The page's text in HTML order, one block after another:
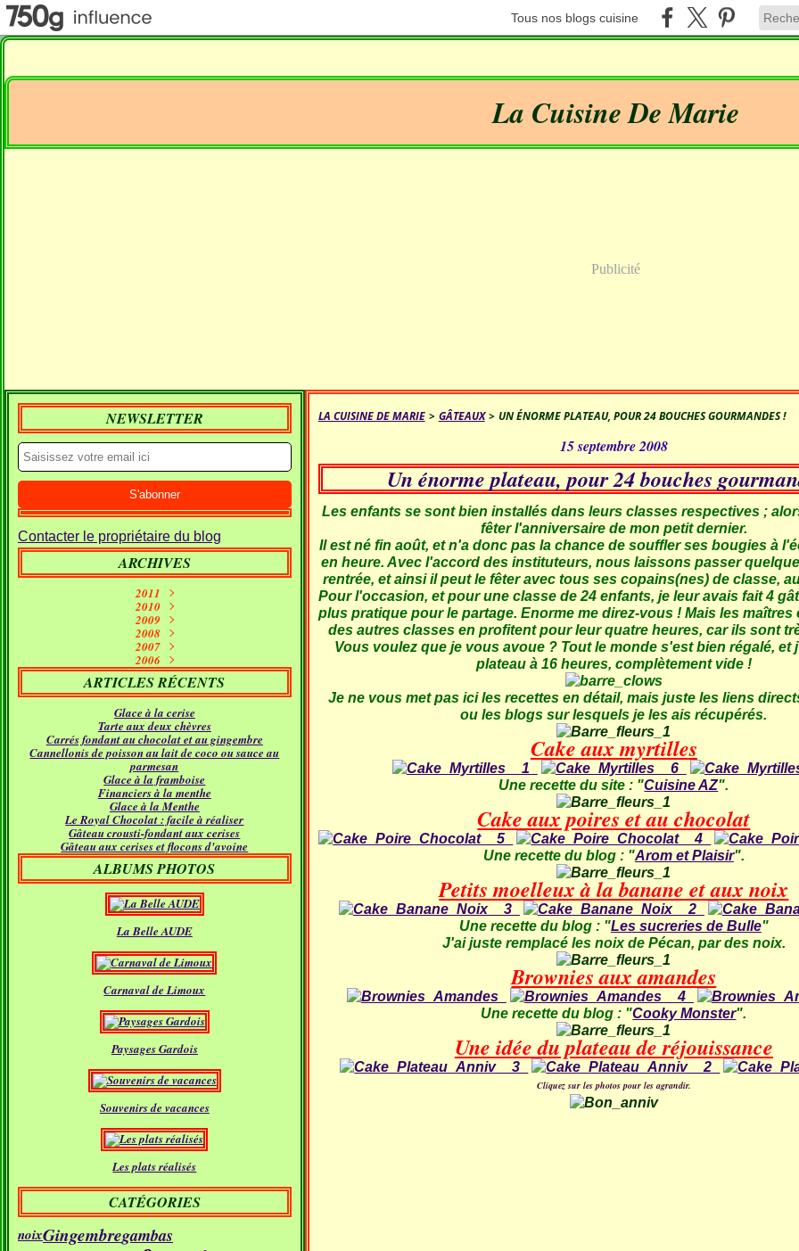
Tous nos blogs cuisine
La Cuisine De Marie
Publicité
NEWSLETTER
Contacter le propriétaire du blog
ARCHIVES
2011
Septembre
Juin (10)
Mai
(7)
Avril (7)
Mars (5)
Février(11)
Janvier(5)
2010
Janvier
2009
Décembre
Novembre
Octobre
Septembre(9)
Août(5)
Juillet(9)
Juin (12)
Mai(17)
Avril(14)
Mars(21)
Février(12)
Janvier(16)
2008
Décembre
Novembre
Octobre(16)
Septembre(18)
Août(4)
Juillet(11)
Juin(12)
Mai(16)
Avril(14)
Mars(15)
Février(11)
Janvier(21)
2007
Décembre
Novembre(26)
Octobre(24)
Septembre(31)
Août (21)
Juillet(18)
Juin(22)
Mai(24)
Avril(24)
Mars(30)
Février(23)
Janvier(18)
2006
Décembre(21)
Novembre(23)
Octobre(19)
ARTICLES RÉCENTS
Glace à la cerise
Tarte aux deux chèvres
Carrés fondant au chocolat et au gingembre
Cannellonis de poisson au lait de coco ou sauce au
parmesan
Glace à la framboise
Financiers à la menthe
Glace à la Menthe
Le Royal Chocolat : facile à réaliser
Gâteau crousti-fondant aux cerises
Gâteau aux cerises et flocons d'avoine
ALBUMS PHOTOS
La Belle AUDE
Carnaval de Limoux
Paysages Gardois
Souvenirs de vacances
Les plats réalisés
CATÉGORIES
noixGingembregambas
LA CUISINE DE MARIE > GÂTEAUX > UN ÉNORME PLATEAU, POUR 24 BOUCHES GOURMANDES !
15 septembre 2008
Un énorme plateau, pour 24 bouches
Les enfants se sont bien installés dans leurs classes respectives ;
fêter l'anniversaire de mon petit dernier.
Il est né fin août, et n'a donc pas la chance de souffler ses bougies à
en heure. Avec l'accord des instituteurs, nous laissons passer
rentrée, et ainsi il peut le fêter avec tous ses copains(nes) de classe,
Pour l'occasion, et pour une classe de 24 enfants, je leur avais fait 4
plus pratique pour le partage. Enorme me direz-vous ! Mais les maîtres
des autres classes en profitent pour leur quatre heures, car ils sont
Vous voulez que je vous avoue ? Tout le monde s'est bien régalé, et
plateau à 16 heures, complètement vide !
Je ne vous met pas ici les recettes en détail, mais juste les liens
ou les blogs sur lesquels je les ais récupérés.
Cake aux myrtilles
Une recette du site : "Cuisine AZ".
Cake aux poires et au chocolat
Une recette du blog : "Arom et Plaisir".
Petits moelleux à la banane et aux noix
Une recette du blog : "Les sucreries de Bulle"
J'ai juste remplacé les noix de Pécan, par des noix.
Brownies aux amandes
Une recette du blog : "Cooky Monster".
Une idée du plateau de réjouissance
Cliquez sur les photos pour les agrandir.